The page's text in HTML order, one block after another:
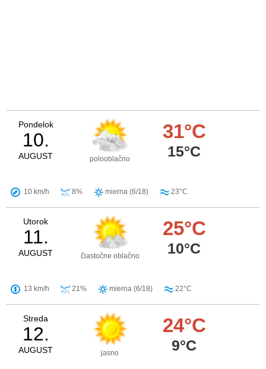
Pondelok
10.
AUGUST polooblačno
31°C
15°C
10 km/h 8% mierna (6/18) 23°C
Utorok
11.
AUGUST čiastočne oblačno
25°C
10°C
13 km/h 21% mierna (6/18) 22°C
Streda
12.
AUGUST jasno
24°C
9°C